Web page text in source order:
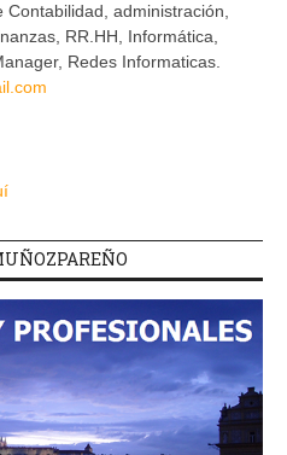
Contabilidad, administración,
RR.HH, Informática,
Redes Informaticas.